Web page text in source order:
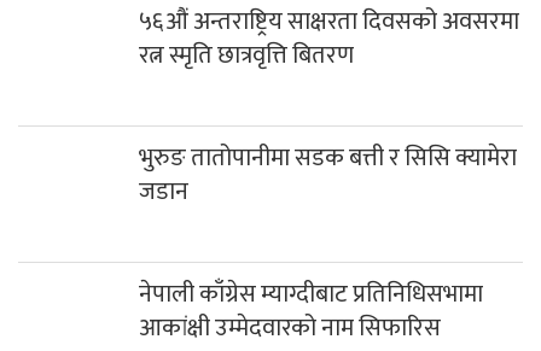
५६औं अन्तराष्ट्रिय साक्षरता दिवसको अवसरमा
रत्न स्मृति छात्रवृत्ति बितरण
भुरुङ तातोपानीमा सडक बत्ती र सिसि क्यामेरा
जडान
नेपाली काँग्रेस म्याग्दीबाट प्रतिनिधिसभामा
आकांक्षी उम्मेदवारको नाम सिफारिस